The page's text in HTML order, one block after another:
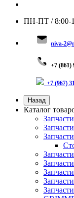
ПН-ПТ / 8:00-
niva-
+7 (861)
+7 (967)
Назад
Каталог